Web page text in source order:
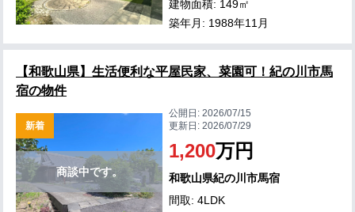
建物面積: 149㎡
築年月: 1988年11月
【和歌山県】生活便利な平屋民家、菜園可！紀の川市馬
宿の物件
新着
商談中です。
公開日:2026/07/15
更新日:2026/07/29
1,200万円
和歌山県紀の川市馬宿
間取: 4LDK